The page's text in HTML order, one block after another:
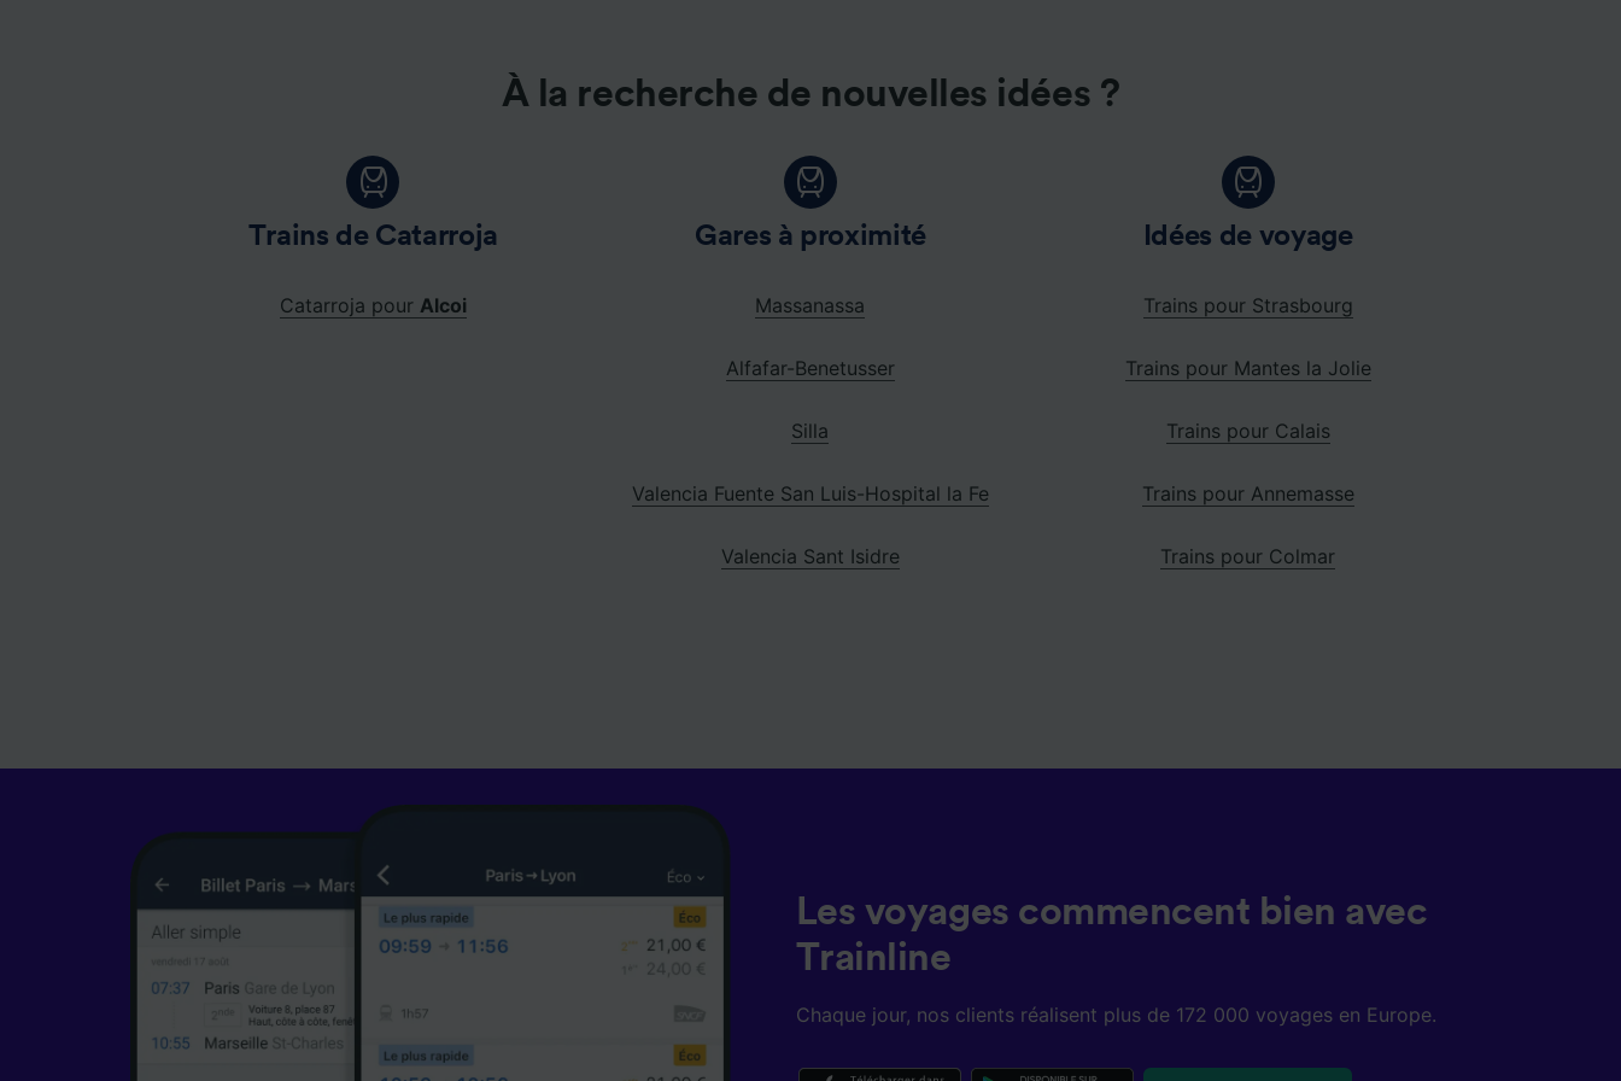
À la recherche de nouvelles idées ?
Trains de Catarroja
Catarroja pour Alcoi
Gares à proximité
Massanassa
Alfafar-Benetusser
Silla
Valencia Fuente San Luis-Hospital la Fe
Valencia Sant Isidre
Idées de voyage
Trains pour Strasbourg
Trains pour Mantes la Jolie
Trains pour Calais
Trains pour Annemasse
Trains pour Colmar
Les voyages commencent bien avec
Trainline
Chaque jour, nos clients réalisent plus de 172 000 voyages en Europe.